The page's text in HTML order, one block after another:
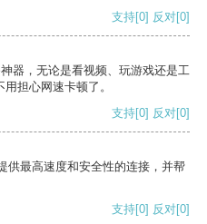
支持[0] 反对[0]
器，无论是看视频、玩游戏还是工
担心网速卡顿了。
支持[0] 反对[0]
供最高速度和安全性的连接，并帮
支持[0] 反对[0]